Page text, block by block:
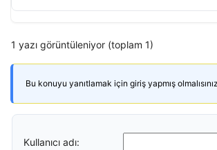
1 yazı görüntüleniyor (toplam 1)
Bu konuyu yanıtlamak için giriş yapmış
Kullanıcı adı: